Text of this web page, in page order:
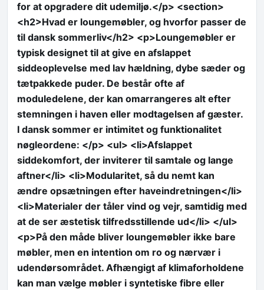
for at opgradere dit udemiljø.</p> <section>
<h2>Hvad er loungemøbler, og hvorfor passer de
til dansk sommerliv</h2> <p>Loungemøbler er
typisk designet til at give en afslappet
siddeoplevelse med lav hældning, dybe sæder og
tætpakkede puder. De består ofte af
moduledelene, der kan omarrangeres alt efter
stemningen i haven eller modtagelsen af gæster.
I dansk sommer er intimitet og funktionalitet
nøgleordene: </p> <ul> <li>Afslappet
siddekomfort, der inviterer til samtale og lange
aftner</li> <li>Modularitet, så du nemt kan
ændre opsætningen efter haveindretningen</li>
<li>Materialer der tåler vind og vejr, samtidig med
at de ser æstetisk tilfredsstillende ud</li> </ul>
<p>På den måde bliver loungemøbler ikke bare
møbler, men en intention om ro og nærvær i
udendørsområdet. Afhængigt af klimaforholdene
kan man vælge møbler i syntetiske fibre eller